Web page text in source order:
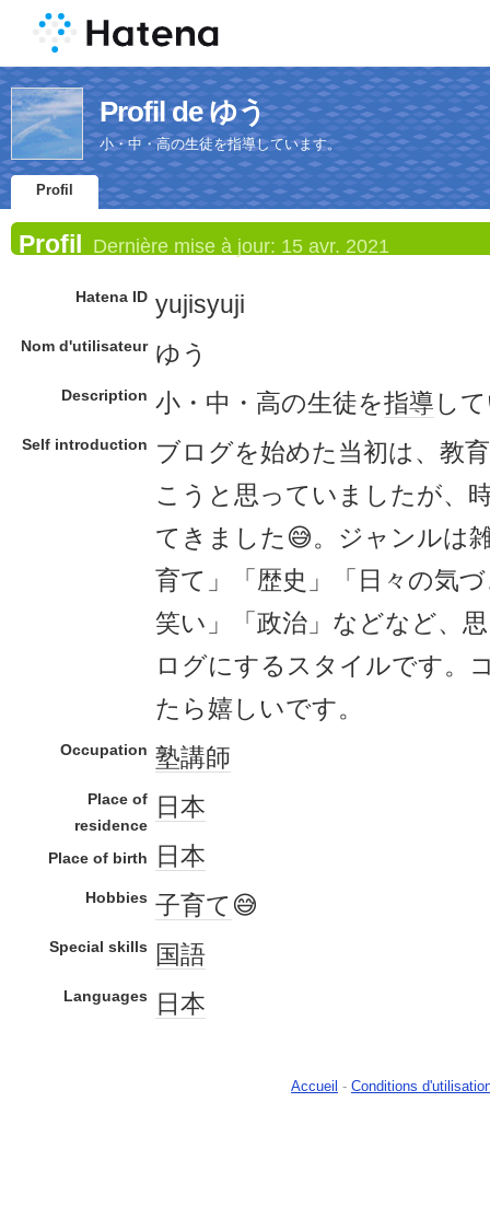
Profil de ゆう
小・中・高の生徒を指導しています。
Profil
Profil Dernière mise à jour: 15 avr. 2021
Hatena ID yujisyuji
Nom d'utilisateur ゆう
Description 小・中・高の生徒を指導 し
Self introduction
ブログを始めた当初は、教
こうと思っていましたが、
てきました😅。ジャンルは
育て」「歴史」「日々の気
笑い」「政治」などなど、
ログにするスタイルです。
たら嬉しいです。
Occupation 塾講師
Place of
residence
日本
Place of birth 日本
Hobbies 子育て 😅
Special skills 国語
Languages 日本
Accueil - Conditions